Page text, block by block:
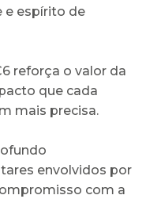
e espírito de
reforça o valor da
que cada
mais precisa.
envolvidos por
com a